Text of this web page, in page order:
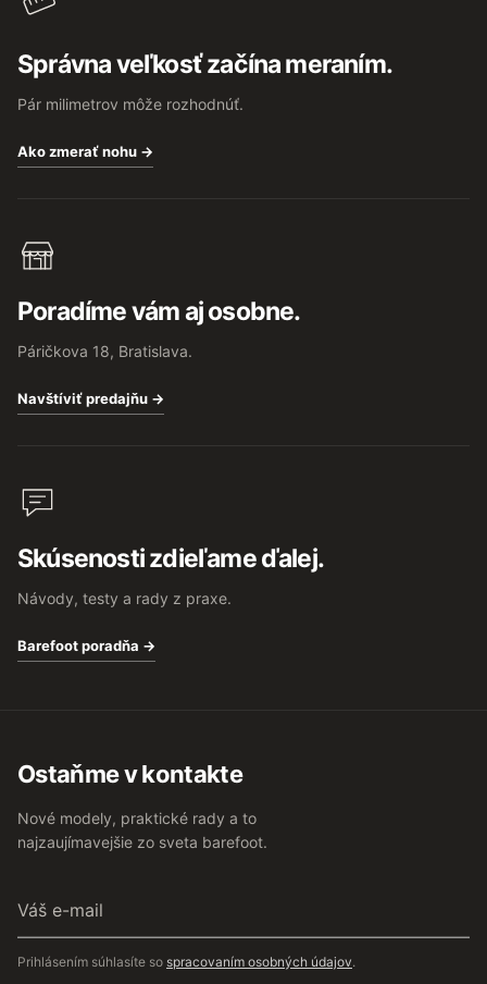
Správna veľkosť začína meraním.
Pár milimetrov môže rozhodnúť.
Ako zmerať nohu →
Poradíme vám aj osobne.
Páričkova 18, Bratislava.
Navštíviť predajňu →
Skúsenosti zdieľame ďalej.
Návody, testy a rady z praxe.
Barefoot poradňa →
Ostaňme v kontakte
Nové modely, praktické rady a to
najzaujímavejšie zo sveta barefoot.
e-
mail
Prihlásením súhlasíte so spracovaním osobných údajov.